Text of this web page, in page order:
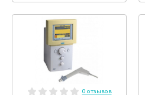
0 отзывов